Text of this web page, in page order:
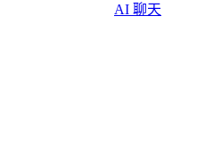
AI 聊天